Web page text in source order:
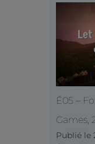
É05 –
Games,
Publié le